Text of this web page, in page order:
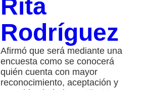
Rita
Rodríguez
Afirmó que será mediante una
encuesta como se conocerá
quién cuenta con mayor
reconocimiento, aceptación y